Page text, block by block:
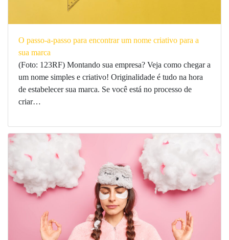
O passo-a-passo para encontrar um nome criativo para a
sua marca
(Foto: 123RF) Montando sua empresa? Veja como chegar a
um nome simples e criativo! Originalidade é tudo na hora
de estabelecer sua marca. Se você está no processo de
criar…